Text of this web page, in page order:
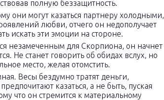
полную беззащитность.
они могут казаться партнеру холодными,
любви, отчего он недополучает
искать эти эмоции на стороне.
незамеченным для Скорпиона, он начнет
Не станет говорить об обидах вслух, но
место, желая отомстить.
Весы бездумно тратят деньги,
казаться, а не быть, пуская
что он стремится к материальному